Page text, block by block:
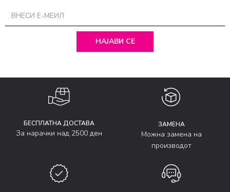
НАЈАВИ СЕ
БЕСПЛАТНА ДОСТАВА
За нарачки над 2500 ден
ЗАМЕНА
Можна замена на
производот